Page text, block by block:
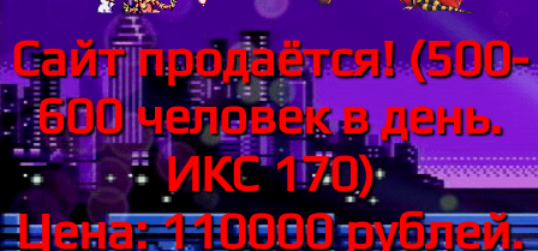
Сайт продаётся! (500-
600 человек в день.
ИКС 170)
Цена: 110000 рублей.